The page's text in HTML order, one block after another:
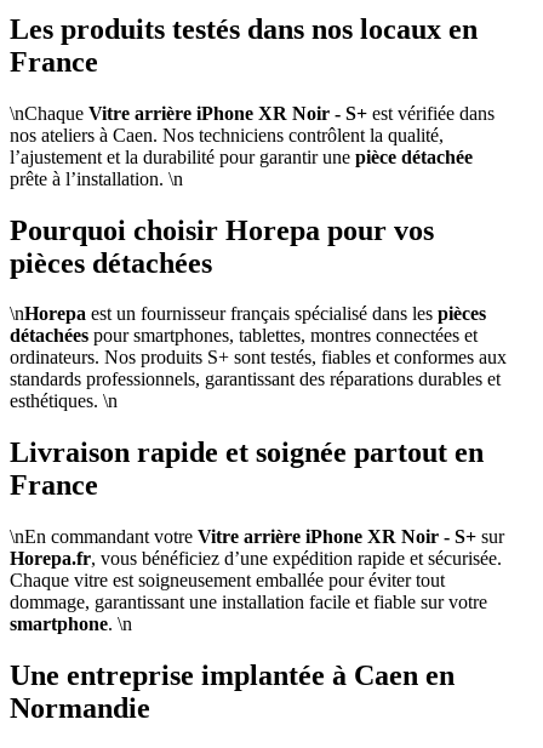
Les produits testés dans nos locaux en
France
\nChaque Vitre arrière iPhone XR Noir - S+ est vérifiée dans
nos ateliers à Caen. Nos techniciens contrôlent la qualité,
l’ajustement et la durabilité pour garantir une pièce détachée
prête à l’installation. \n
Pourquoi choisir Horepa pour vos
pièces détachées
\nHorepa est un fournisseur français spécialisé dans les pièces
détachées pour smartphones, tablettes, montres connectées et
ordinateurs. Nos produits S+ sont testés, fiables et conformes aux
standards professionnels, garantissant des réparations durables et
esthétiques. \n
Livraison rapide et soignée partout en
France
\nEn commandant votre Vitre arrière iPhone XR Noir - S+ sur
Horepa.fr, vous bénéficiez d’une expédition rapide et sécurisée.
Chaque vitre est soigneusement emballée pour éviter tout
dommage, garantissant une installation facile et fiable sur votre
smartphone. \n
Une entreprise implantée à Caen en
Normandie